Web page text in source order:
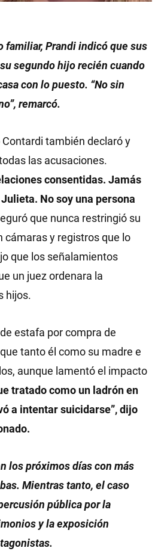
familiar, Prandi indicó que sus
segundo hijo recién cuando
con lo puesto. “No sin
remarcó.
también declaró y
las acusaciones.
consentidas. Jamás
No soy una persona
que nunca restringió su
cámaras y registros que lo
que los señalamientos
un juez ordenara la
hijos.
estafa por compra de
tanto él como su madre e
aunque lamentó el impacto
tratado como un ladrón en
a intentar suicidarse”, dijo
los próximos días con más
Mientras tanto, el caso
pública por la
y la exposición